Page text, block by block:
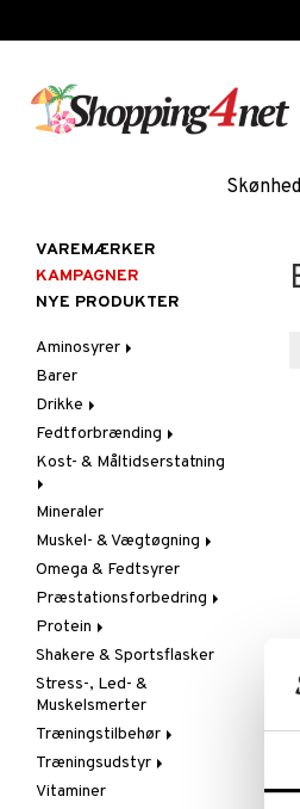
Skønhed
VAREMÆRKER
KAMPAGNER
NYE PRODUKTER
Aminosyrer
Kapsler & Tabletter
Pulvere & Drikke
Barer
Drikke
Sportsdrikke
Fedtforbrænding
Kapsler & Tabletter
Kost- & Måltidserstatning
Pulvere & Drikke
Mineraler
Muskel- & Vægtøgning
Aminosyrer
Gainer
Kreatin
Øvrige
Omega & Fedtsyrer
Præstationsforbedring
Kreatin
Øvrige
Pre-workout
Protein
Blandet protein
Soja- & Æggeprotein
Valleprotein
Shakere & Sportsflasker
Stress-, Led- &
Muskelsmerter
Træningstilbehør
Gåstave
Øvrigt
Træningsudstyr
Kondition
Vitaminer